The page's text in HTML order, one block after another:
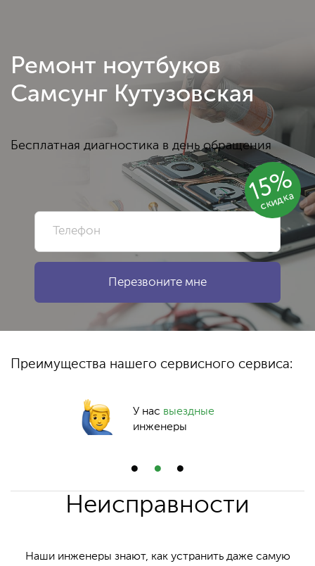
15%
скидка
Ремонт ноутбуков
Самсунг Кутузовская
Бесплатная диагностика в день обращения
Преимущества нашего сервисного сервиса:
У нас выездные
инженеры
Неисправности
Наши инженеры знают, как устранить даже самую